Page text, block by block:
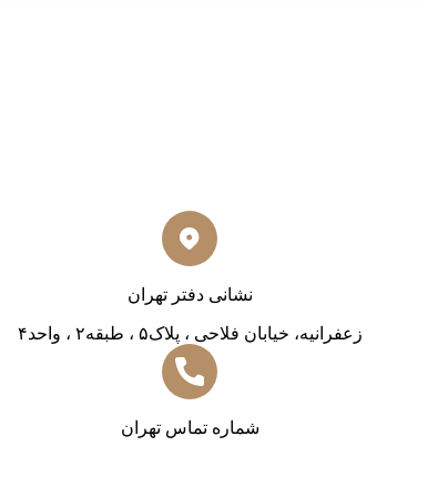
نشانی دفتر تهران
زعفرانیه، خیابان فلاحی ، پلاک۵ ، طبقه۲ ، واحد۴
شماره تماس تهران